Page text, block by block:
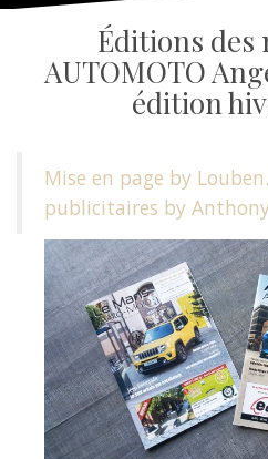
Éditions des
AUTOMOTO
édition
Mise en page by
publicitaires by